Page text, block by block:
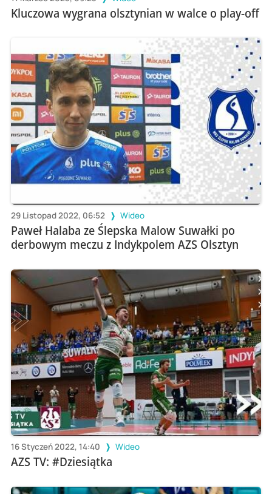
Kluczowa wygrana olsztynian w walce o play-off
29 Listopad 2022, 06:52 Wideo
Paweł Halaba ze Ślepska Malow Suwałki po
derbowym meczu z Indykpolem AZS Olsztyn
16 Styczeń 2022, 14:40 Wideo
AZS TV: #Dziesiątka